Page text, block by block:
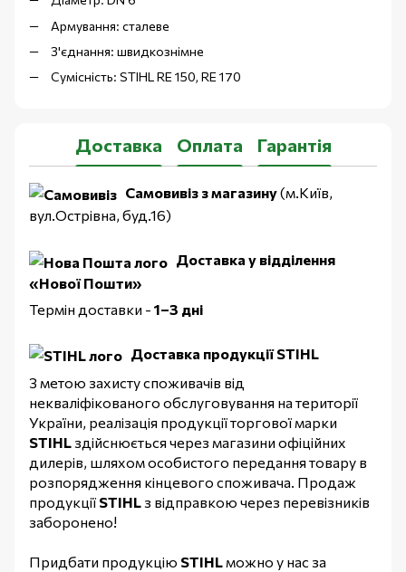
Армування: сталеве
З'єднання: швидкознімне
Сумісність: STIHL RE 150, RE 170
Доставка Оплата Гарантія
Самовивіз з магазину(м.Київ,
вул.Острівна, буд.16)
Доставка у відділення
«Нової Пошти»
Термін доставки - 1–3 дні
Доставка продукції STIHL
З метою захисту споживачів від
некваліфікованого обслуговування на території
України, реалізація продукції торгової марки
STIHLздійснюється через магазини офіційних
дилерів, шляхом особистого передання товару в
розпорядження кінцевого споживача. Продаж
продукції STIHLз відправкою через перевізників
заборонено!
Придбати продукцію STIHLможно у нас за